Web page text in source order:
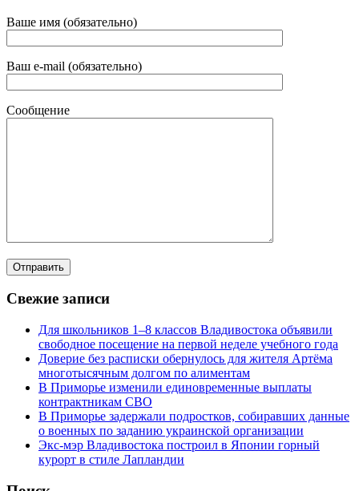
Ваше имя (обязательно)
Ваш e-mail (обязательно)
Сообщение
Свежие записи
Для школьников 1–8 классов Владивостока объявили
свободное посещение на первой неделе учебного года
Доверие без расписки обернулось для жителя Артёма
многотысячным долгом по алиментам
В Приморье изменили единовременные выплаты
контрактникам СВО
В Приморье задержали подростков, собиравших данные
о военных по заданию украинской организации
Экс-мэр Владивостока построил в Японии горный
курорт в стиле Лапландии